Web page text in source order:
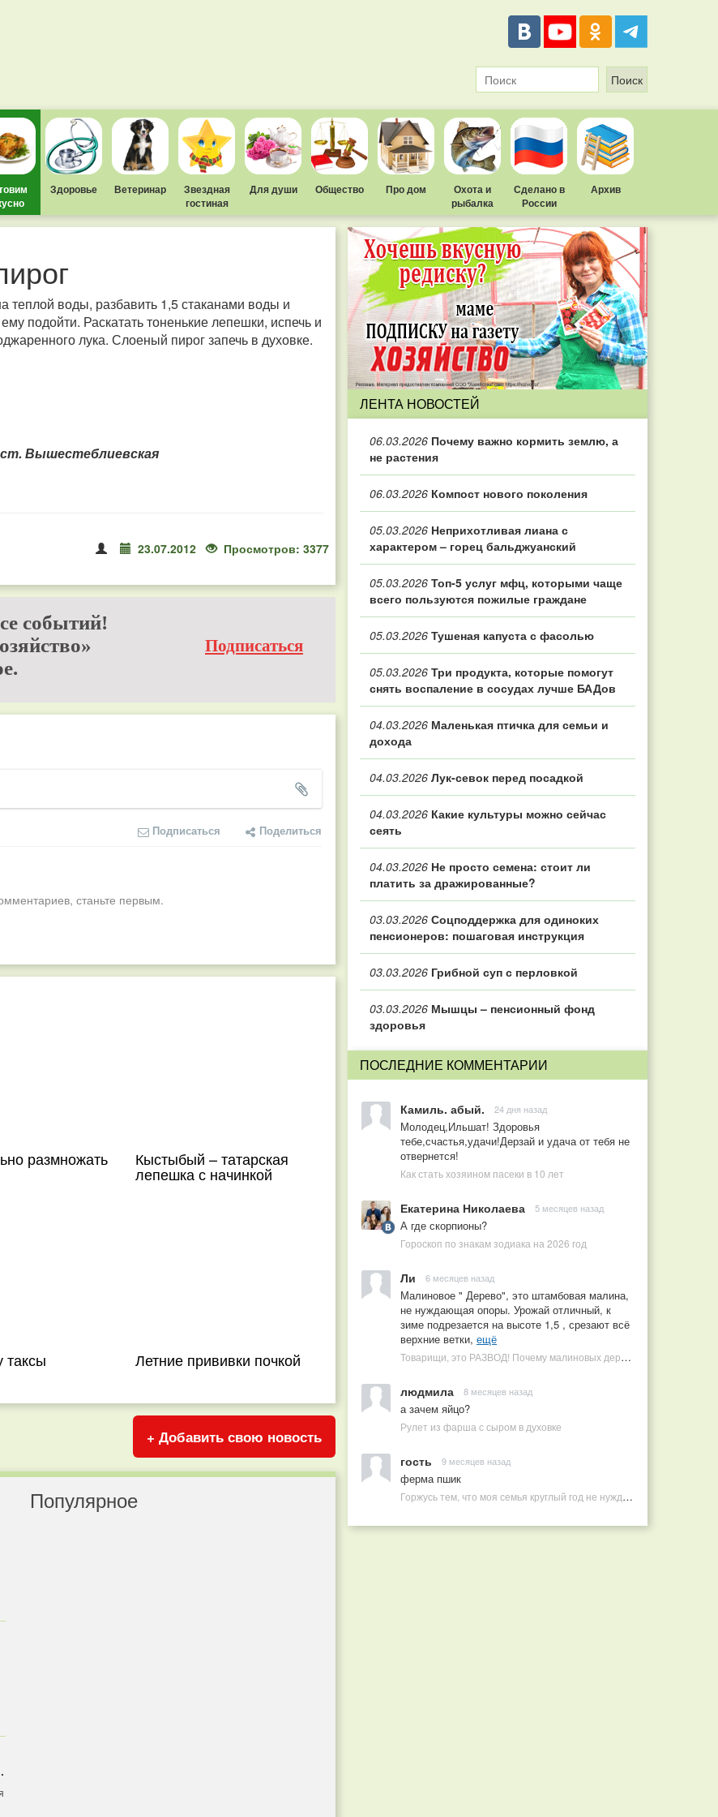
Здоровье Ветеринар
Звездная
гостиная
Для души Общество Про дом
Охота и
рыбалка
Сделано в
России
Архив
теплой воды, разбавить 1,5 стаканами воды и
подойти. Раскатать тоненькие лепешки, испечь и
лука. Слоеный пирог запечь в духовке.
ст. Вышестеблиевская
23.07.2012 Просмотров: 3377
событий!
Подписаться
Подписаться Поделиться
станьте первым.
размножать Кыстыбый – татарская
лепешка с начинкой
таксы Летние прививки почкой
+ Добавить свою новость
Популярное
ЛЕНТА НОВОСТЕЙ
06.03.2026 Почему важно кормить землю, а
не растения
06.03.2026 Компост нового поколения
05.03.2026 Неприхотливая лиана с
характером – горец бальджуанский
05.03.2026 Топ‑5 услуг мфц, которыми чаще
всего пользуются пожилые граждане
05.03.2026 Тушеная капуста с фасолью
05.03.2026 Три продукта, которые помогут
снять воспаление в сосудах лучше БАДов
04.03.2026 Маленькая птичка для семьи и
дохода
04.03.2026 Лук-севок перед посадкой
04.03.2026 Какие культуры можно сейчас
сеять
04.03.2026 Не просто семена: стоит ли
платить за дражированные?
03.03.2026 Соцподдержка для одиноких
пенсионеров: пошаговая инструкция
03.03.2026 Грибной суп с перловкой
03.03.2026 Мышцы – пенсионный фонд
здоровья
ПОСЛЕДНИЕ КОММЕНТАРИИ
Камиль. абый. 24 дня назад
Молодец,Ильшат! Здоровья
тебе,счастья,удачи!Дерзай и удача от тебя не
отвернется!
Как стать хозяином пасеки в 10 лет
Екатерина Николаева 5 месяцев назад
А где скорпионы?
Гороскоп по знакам зодиака на 2026 год
Ли 6 месяцев назад
Малиновое " Дерево", это штамбовая малина,
не нуждающая опоры. Урожай отличный, к
зиме подрезается на высоте 1,5 , срезают всё
верхние ветки, ещё
Товарищи, это РАЗВОД! Почему малиновых деревьев не бывает, или Как ушлые продавцы наживаются на мечтах садоводов
людмила 8 месяцев назад
а зачем яйцо?
Рулет из фарша с сыром в духовке
гость 9 месяцев назад
ферма пшик
Горжусь тем, что моя семья круглый год не нуждается в покупных витаминах